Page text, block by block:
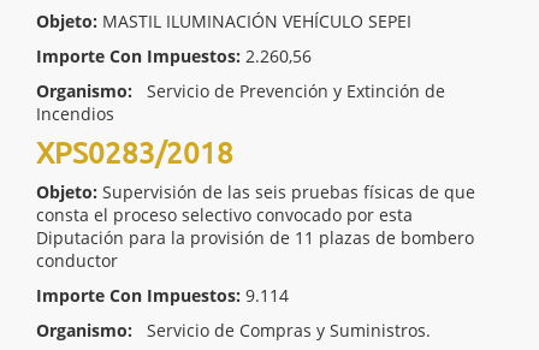
Objeto: MASTIL ILUMINACIÓN VEHÍCULO SEPEI
Importe Con Impuestos: 2.260,56
Organismo:
Servicio de Prevención y Extinción de
Incendios
XPS0283/2018
Objeto: Supervisión de las seis pruebas físicas de que
consta el proceso selectivo convocado por esta
Diputación para la provisión de 11 plazas de bombero
conductor
Importe Con Impuestos: 9.114
Organismo:
Servicio de Compras y Suministros.